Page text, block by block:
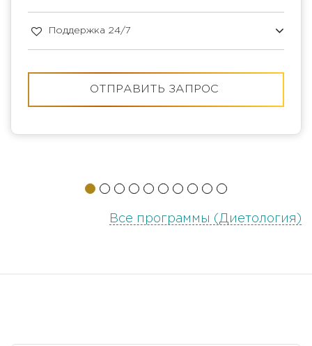
Поддержка 24/7
ОТПРАВИТЬ ЗАПРОС
Все программы (Диетология)